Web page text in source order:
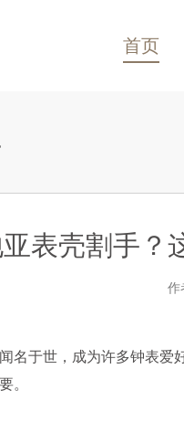
首页
表壳割手？
作
于世，成为许多钟表爱
。